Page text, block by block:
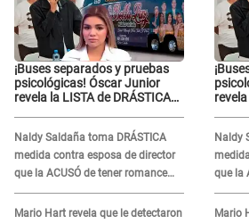
¡Buses separados y pruebas
psicológicas! Óscar Junior
revela la LISTA de DRÁSTICAS
Naldy Saldaña
Naldy Saldaña toma DRÁSTICA
medida contra esposa de director
que la ACUSÓ de tener romance
con él: "Muy triste..."
Mario Hart revela que le detectaron
Naldy
Naldy
que la
con él:
Mario